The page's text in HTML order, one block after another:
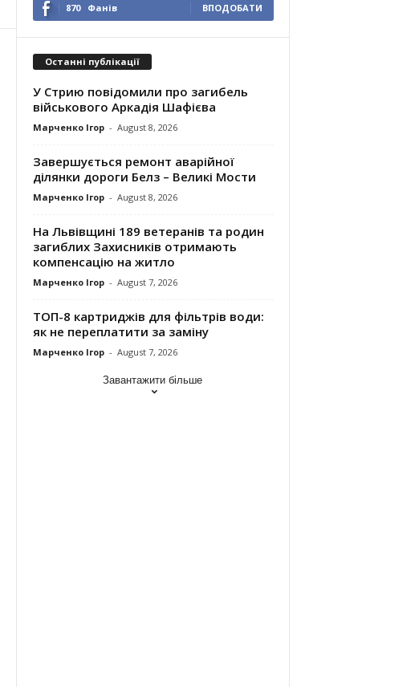
870 Фанів ВПОДОБАТИ
Останні публікації
У Стрию повідомили про загибель
військового Аркадія Шафієва
Марченко Ігор - August 8, 2026
Завершується ремонт аварійної
ділянки дороги Белз – Великі Мости
Марченко Ігор - August 8, 2026
На Львівщині 189 ветеранів та родин
загиблих Захисників отримають
компенсацію на житло
Марченко Ігор - August 7, 2026
ТОП-8 картриджів для фільтрів води:
як не переплатити за заміну
Марченко Ігор - August 7, 2026
Завантажити більше